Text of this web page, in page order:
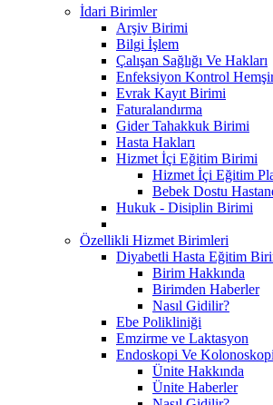
İdari Birimler
Arşiv Birimi
Bilgi İşlem
Çalışan Sağlığı Ve Hakları
Enfeksiyon Kontrol
Evrak Kayıt Birimi
Faturalandırma
Gider Tahakkuk Birimi
Hasta Hakları
Hizmet İçi Eğitim Birimi
Hizmet İçi Eğitim
Bebek Dostu
Hukuk - Disiplin Birimi
Özellikli Hizmet Birimleri
Diyabetli Hasta Eğitim
Birim Hakkında
Birimden Haberler
Nasıl Gidilir?
Ebe Polikliniği
Emzirme ve Laktasyon
Endoskopi Ve
Ünite Hakkında
Ünite Haberler